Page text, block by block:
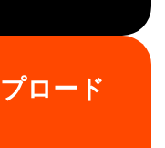
ロード